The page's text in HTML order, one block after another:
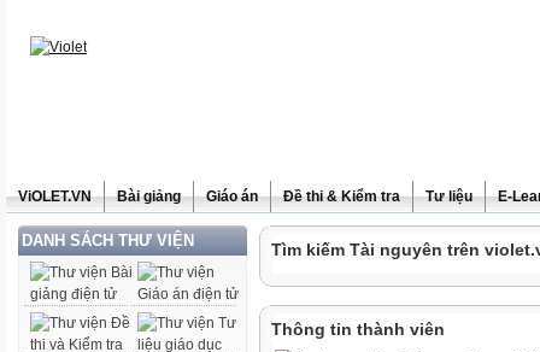
ViOLET.VN Bài giảng Giáo án Đề thi & Kiểm tra Tư liệu E-
DANH SÁCH THƯ VIỆN Tìm kiếm Tài nguyên trên
Thông tin thành viên